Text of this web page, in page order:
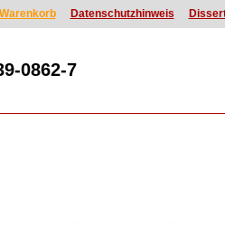
Warenkorb Datenschutzhinweis
0862-7